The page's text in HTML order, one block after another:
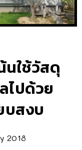
นใช้วัสดุ
ไปด้วย
บสงบ
2018